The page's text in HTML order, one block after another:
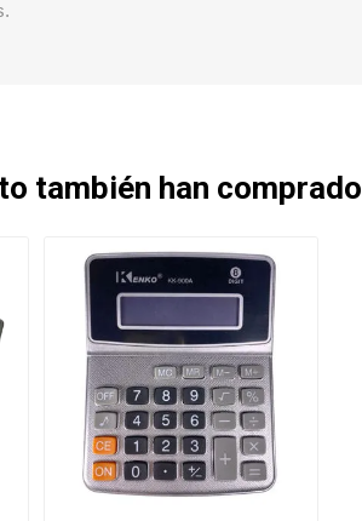
también han comprado